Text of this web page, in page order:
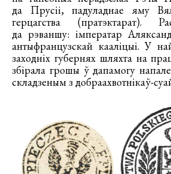
да Прусіі, падуладнае яму
герцагства (пратэктарат).
да рэваншу: імператар
антыфранцузскай кааліцыі. У
заходніх губернях шляхта на
збірала грошы ў дапамогу
складзеным з добраахвотнікаў-